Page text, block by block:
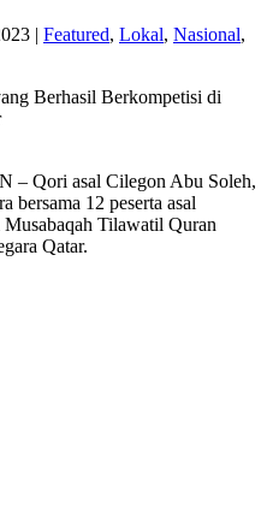
| Featured, Lokal, Nasional,
Qori asal Cilegon Abu Soleh,
bersama 12 peserta asal
Tilawatil Quran
Qatar.